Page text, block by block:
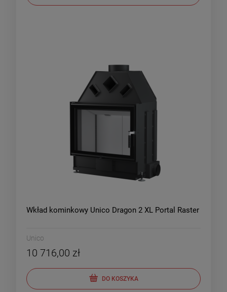
Wkład kominkowy Unico Dragon 2 XL Portal Raster
Unico
10 716,00 zł
DO KOSZYKA